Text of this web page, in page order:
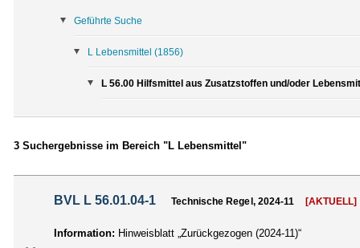
Geführte Suche
L Lebensmittel (1856)
L 56.00 Hilfsmittel aus Zusatzstoffen und/oder
3 Suchergebnisse im Bereich "L Lebensmittel"
BVL L 56.01.04-1 Technische Regel, 2024-11 [AKTUELL]
Information: Hinweisblatt „Zurückgezogen (2024-11)“